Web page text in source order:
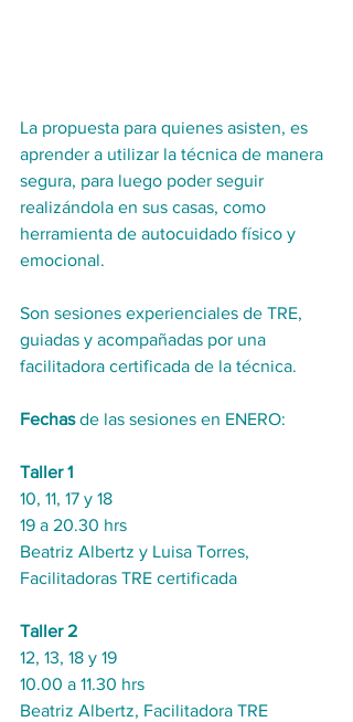
La propuesta para quienes asisten, es
aprender a utilizar la técnica de manera
segura, para luego poder seguir
realizándola en sus casas, como
herramienta de autocuidado físico y
emocional.
Son sesiones experienciales de TRE,
guiadas y acompañadas por una
facilitadora certificada de la técnica.
Fechas de las sesiones en ENERO:
Taller 1
10, 11, 17 y 18
19 a 20.30 hrs
Beatriz Albertz y Luisa Torres,
Facilitadoras TRE certificada
Taller 2
12, 13, 18 y 19
10.00 a 11.30 hrs
Beatriz Albertz, Facilitadora TRE